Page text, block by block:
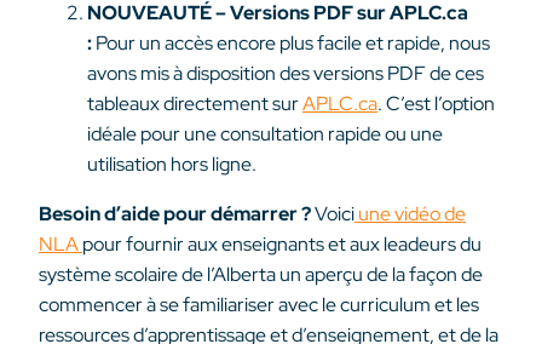
NOUVEAUTÉ – Versions PDF sur APLC.ca
:Pour un accès encore plus facile et rapide, nous
avons mis à disposition des versions PDF de ces
tableaux directement surAPLC.ca. C’est l’option
idéale pour une consultation rapide ou une
utilisation hors ligne.
Besoin d’aide pour démarrer ?Voiciune vidéo de
NLApour fournir aux enseignants et aux leadeurs du
système scolaire de l’Alberta un aperçu de la façon de
commencer à se familiariser avec le curriculum et les
ressources d’apprentissage et d’enseignement, et de la